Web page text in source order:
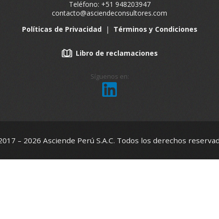
Teléfono: +51 948203947
contacto@asciendeconsultores.com
Políticas de Privacidad| Términos y Condiciones
Libro de reclamaciones
Síguenos en:
– 2026 Asciende Perú S.A.C. Todos los derechos